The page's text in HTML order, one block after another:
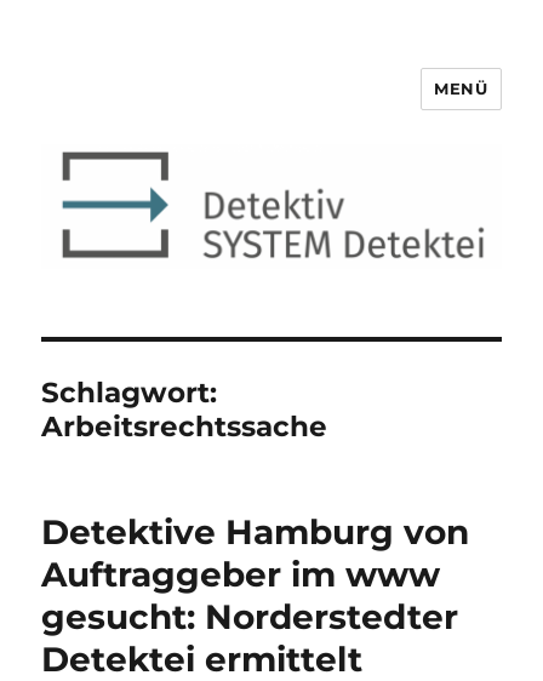
Detektiv SYSTEM Detektei ®
MENÜ
Schlagwort:
Arbeitsrechtssache
Detektive Hamburg von
Auftraggeber im www
gesucht: Norderstedter
Detektei ermittelt